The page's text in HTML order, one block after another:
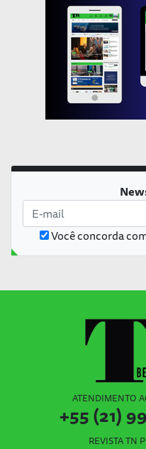
Você concorda
ATENDIMENTO
+55 (21)
REVISTA TN